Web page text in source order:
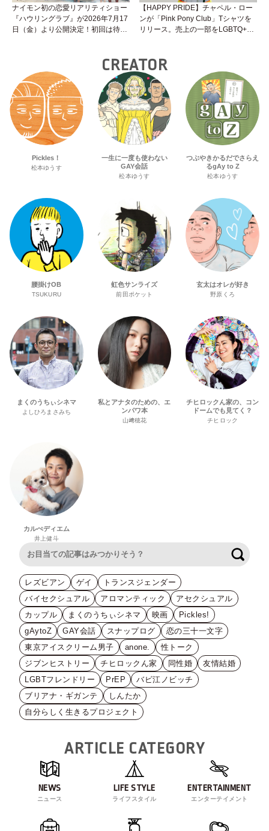
ナイモン初の恋愛リアリティショー
『ハウリングラブ』が2026年7月17
日（金）より公開決定！初回は待望
【HAPPY PRIDE】チャペル・ロー
ンが「Pink Pony Club」Tシャツを
リリース。売上の一部をLGBTQ+＆
CREATOR
Pickles！
松本ゆうす
一生に一度も使わない
GAY会話
松本ゆうす
つぶやきかるだでさらえ
るgAy to Z
松本ゆうす
腰掛けOB
TSUKURU
虹色サンライズ
前田ポケット
玄太はオレが好き
野原くろ
まくのうちぃシネマ
よしひろまさみち
私とアナタのための、エ
ンパワ本
山﨑穂花
チヒロックん家の、コン
ドームでも見てく？
チヒロック
カルぺディエム
井上健斗
レズビアン ゲイ
トランスジェンダー
バイセクシュアル
アロマンティック
アセクシュアル
カップル
まくのうちぃシネマ 映画
Pickles!
gAytoZ
GAY会話 スナップログ
恋の三十一文字
東京アイスクリーム男子
anone.
性トーク
ジブンヒストリー
チヒロックん家 同性婚
友情結婚
LGBTフレンドリー
PrEP
バビ江ノビッチ
ブリアナ・ギガンテ
しんたか
自分らしく生きるプロジェクト
ARTICLE CATEGORY
NEWS
ニュース
LIFE STYLE
ライフスタイル
ENTERTAINMENT
エンターテイメント